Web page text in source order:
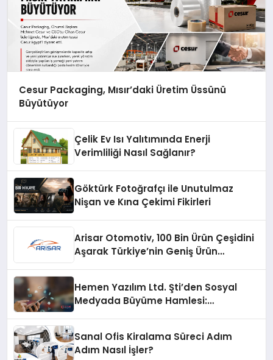
Cesur Packaging, Mısır’daki Üretim Üssünü
Büyütüyor
Çelik Ev Isı Yalıtımında Enerji
Verimliliği Nasıl Sağlanır?
Göktürk Fotoğrafçı ile Unutulmaz
Nişan ve Kına Çekimi Fikirleri
Arisar Otomotiv, 100 Bin Ürün Çeşidini
Aşarak Türkiye’nin Geniş Ürün
Hemen Yazılım Ltd. Şti’den Sosyal
Medyada Büyüme Hamlesi:
Sanal Ofis Kiralama Süreci Adım
Adım Nasıl İşler?